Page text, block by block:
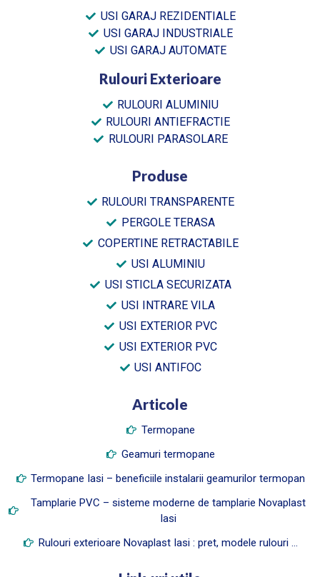
USI GARAJ REZIDENTIALE
USI GARAJ INDUSTRIALE
USI GARAJ AUTOMATE
Rulouri Exterioare
RULOURI ALUMINIU
RULOURI ANTIEFRACTIE
RULOURI PARASOLARE
Produse
RULOURI TRANSPARENTE
PERGOLE TERASA
COPERTINE RETRACTABILE
USI ALUMINIU
USI STICLA SECURIZATA
USI INTRARE VILA
USI EXTERIOR PVC
USI EXTERIOR PVC
USI ANTIFOC
Articole
Termopane
Geamuri termopane
Termopane Iasi – beneficiile instalarii geamurilor termopan
Tamplarie PVC – sisteme moderne de tamplarie Novaplast
Iasi
Rulouri exterioare Novaplast Iasi : pret, modele rulouri …